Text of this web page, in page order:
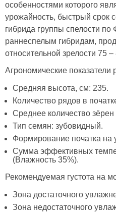
особенностями которого
урожайность, быстрый срок
гибрида группы спелости по
раннеспелым гибридам,
относительной зрелости 75
Агрономические показатели
Средняя высота, см: 235.
Количество рядов в
Среднее количество зёрен
Тип семян: зубовидный.
Формирование початка на
Сумма эффективных
(Влажность 35%).
Рекомендуемая густота на
Зона достаточного
Зона недостаточного